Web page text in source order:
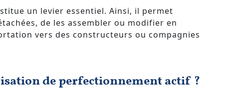
un levier essentiel. Ainsi, il permet
de les assembler ou modifier en
vers des constructeurs ou compagnies
de perfectionnement actif ?